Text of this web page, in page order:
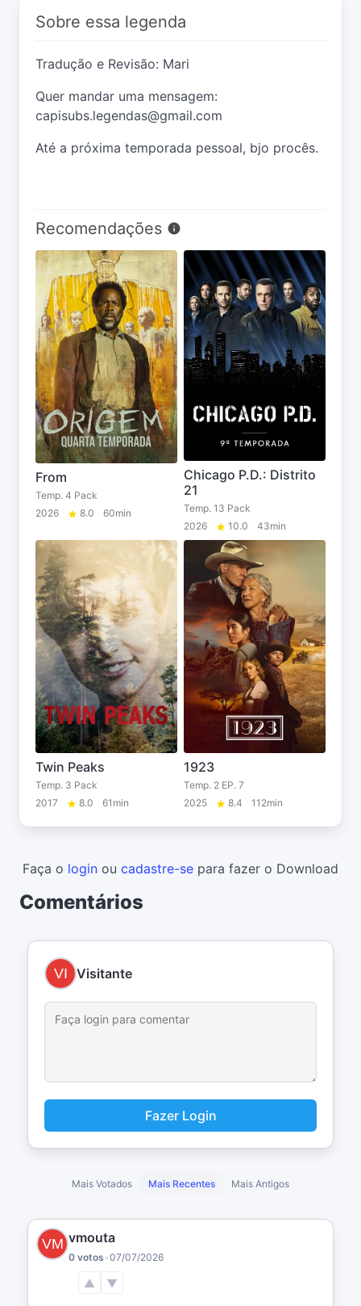
Sobre essa legenda
Tradução e Revisão: Mari
Quer mandar uma mensagem:
capisubs.legendas@gmail.com
Até a próxima temporada pessoal, bjo procês.
Recomendações
From
Temp. 4 Pack
2026
8.0 60min
Chicago P.D.: Distrito
21
Temp. 13 Pack
2026
10.0 43min
Twin Peaks
Temp. 3 Pack
2017
8.0 61min
1923
Temp. 2 EP. 7
2025
8.4 112min
Faça o login ou cadastre-se para fazer o Download
Comentários
Visitante
Fazer Login
Mais Votados Mais Recentes Mais Antigos
vmouta
0 votos •07/07/2026
▲ ▼